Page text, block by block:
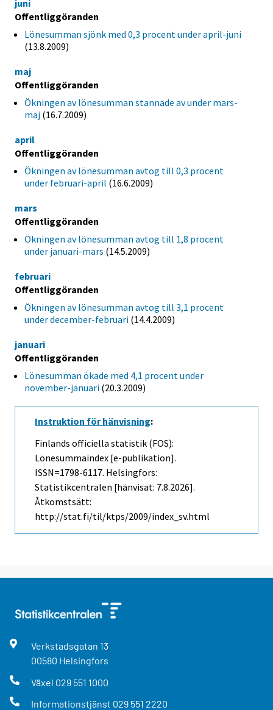
juni
Offentliggöranden
Lönesumman sjönk med 0,3 procent under april-juni
(13.8.2009)
maj
Offentliggöranden
Ökningen av lönesumman stannade av under mars-
maj (16.7.2009)
april
Offentliggöranden
Ökningen av lönesumman avtog till 0,3 procent
under februari-april (16.6.2009)
mars
Offentliggöranden
Ökningen av lönesumman avtog till 1,8 procent
under januari-mars (14.5.2009)
februari
Offentliggöranden
Ökningen av lönesumman avtog till 3,1 procent
under december-februari (14.4.2009)
januari
Offentliggöranden
Lönesumman ökade med 4,1 procent under
november-januari (20.3.2009)
Instruktion för hänvisning:
Finlands officiella statistik (FOS):
Lönesummaindex [e-publikation].
ISSN=1798-6117. Helsingfors:
Statistikcentralen [hänvisat: 7.8.2026].
Åtkomstsätt:
http://stat.fi/til/ktps/2009/index_sv.html
Verkstadsgatan 13
00580 Helsingfors
Växel 029 551 1000
Informationstjänst 029 551 2220